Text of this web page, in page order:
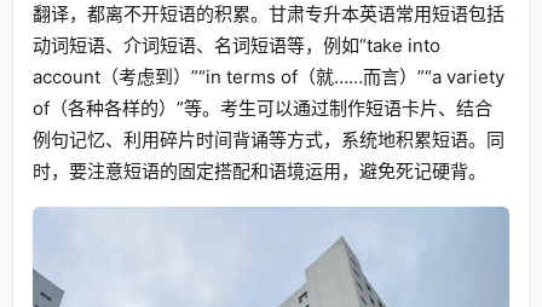
翻译，都离不开短语的积累。甘肃专升本英语常用短语包括
动词短语、介词短语、名词短语等，例如“take into
account（考虑到）”“in terms of（就……而言）”“a variety
of（各种各样的）”等。考生可以通过制作短语卡片、结合
例句记忆、利用碎片时间背诵等方式，系统地积累短语。同
时，要注意短语的固定搭配和语境运用，避免死记硬背。